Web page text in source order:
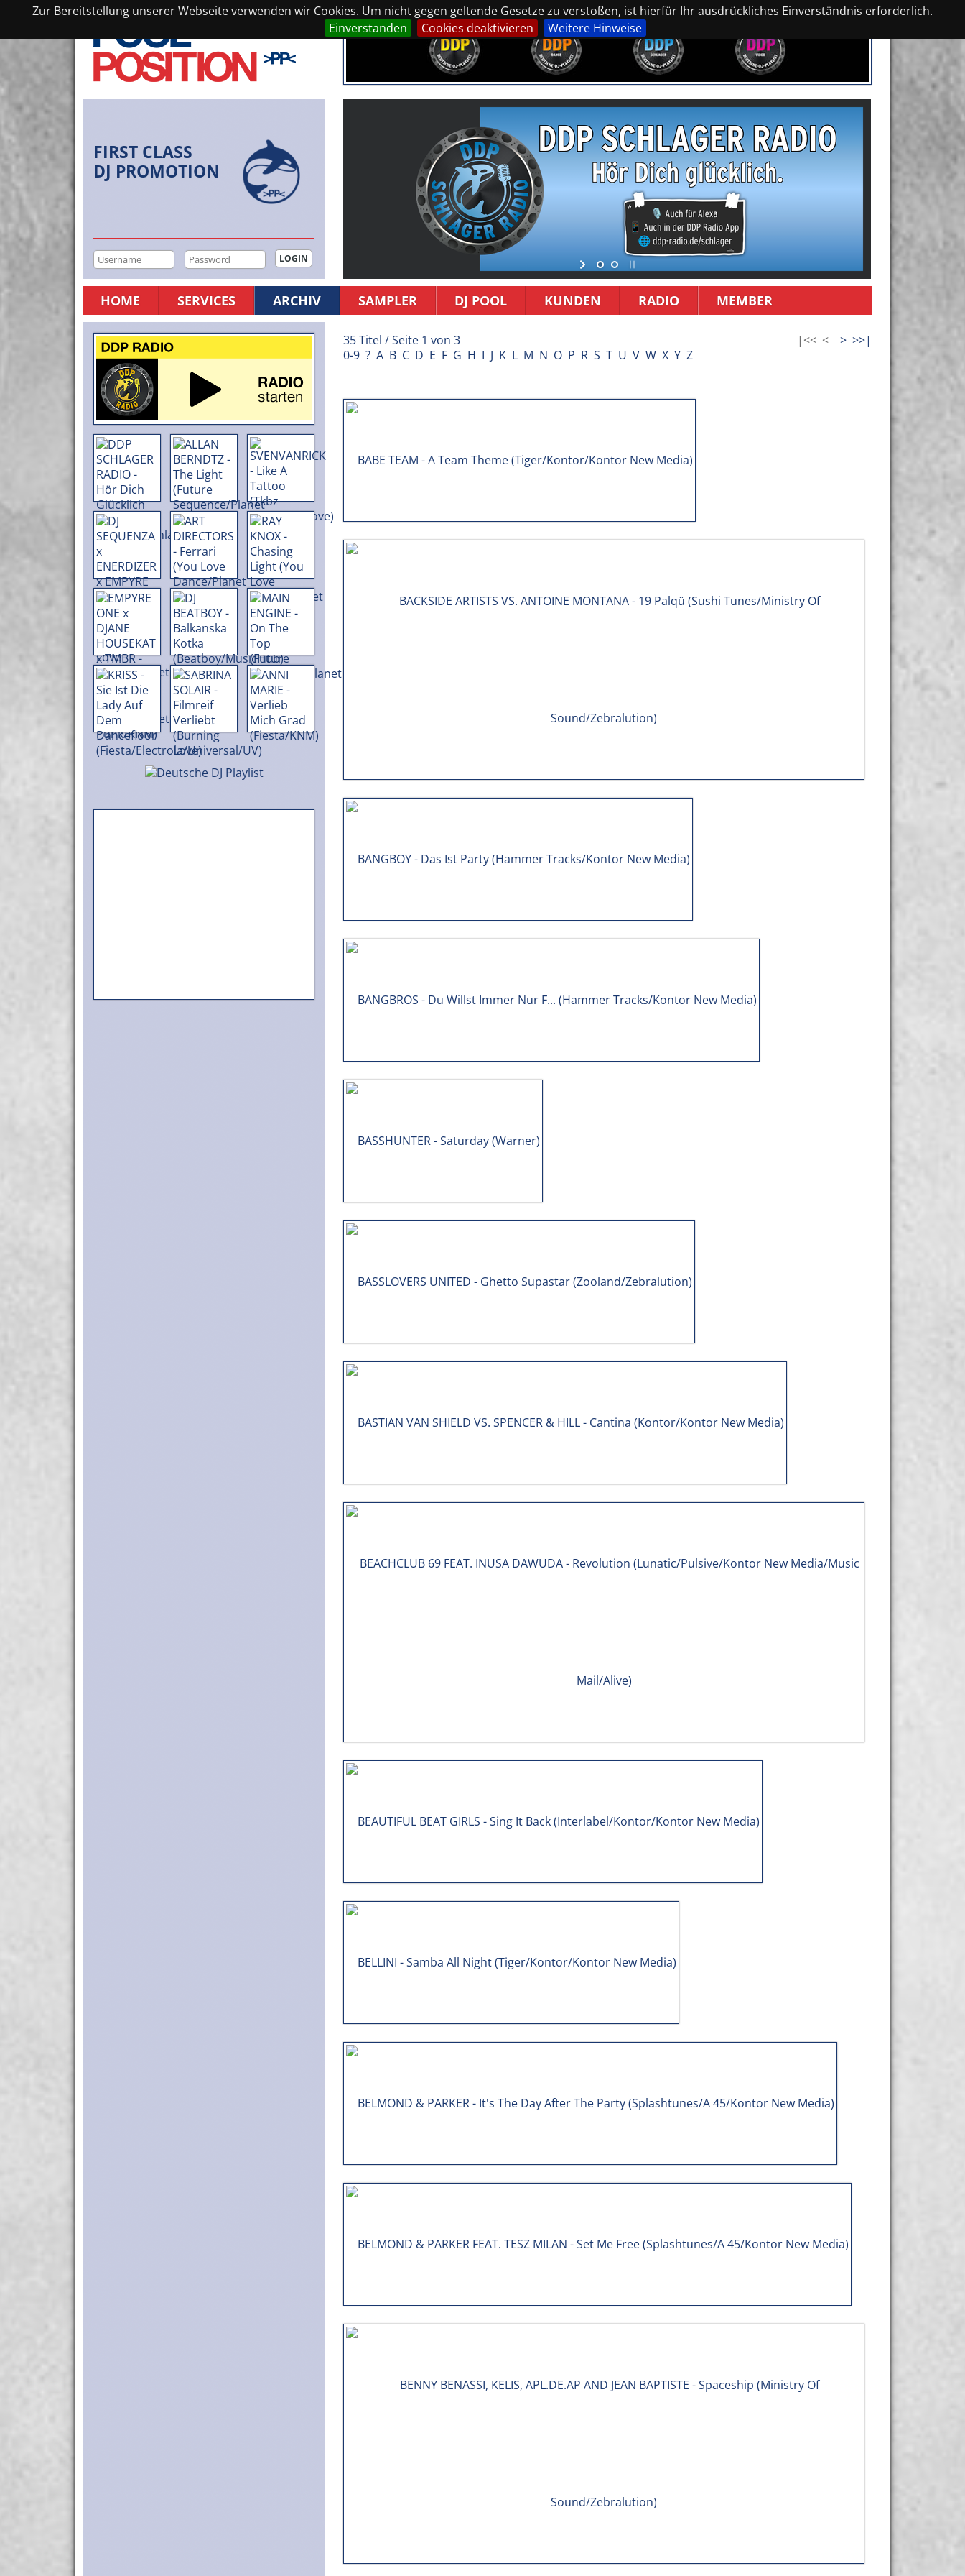
Zur Bereitstellung unserer Webseite verwenden wir Cookies. Um nicht gegen geltende Gesetze zu verstoßen, ist hierfür Ihr ausdrückliches Einverständnis erforderlich.
Einverstanden
Cookies deaktivieren Weitere Hinweise
FIRST CLASS
DJ PROMOTION
HOME SERVICES ARCHIV SAMPLER DJ POOL KUNDEN RADIO MEMBER
35 Titel / Seite 1 von 3 |<< < > >>|
0-9 ? A B C D E F G H I J K L M N O P R S T U V W X Y Z